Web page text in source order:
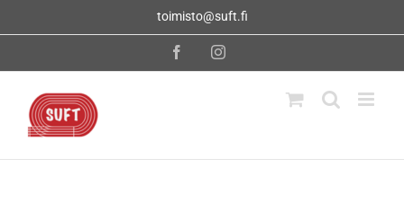
toimisto@suft.fi
FacebookInstagram